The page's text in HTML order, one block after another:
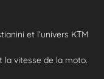
et l’univers KTM
la vitesse de la moto.